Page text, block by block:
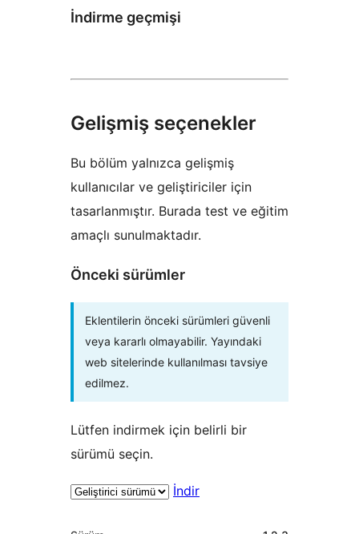
İndirme geçmişi
Gelişmiş seçenekler
Bu bölüm yalnızca gelişmiş
kullanıcılar ve geliştiriciler için
tasarlanmıştır. Burada test ve eğitim
amaçlı sunulmaktadır.
Önceki sürümler
Eklentilerin önceki sürümleri güvenli
veya kararlı olmayabilir. Yayındaki
web sitelerinde kullanılması tavsiye
edilmez.
Lütfen indirmek için belirli bir
sürümü seçin.
İndir
Meta